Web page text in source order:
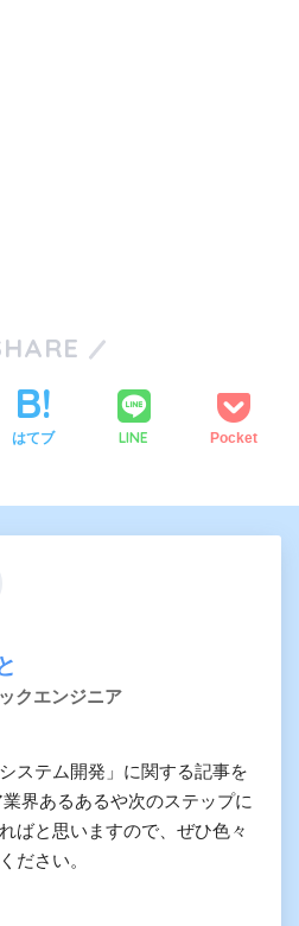
はてブ LINE Pocket
クエンジニア
ステム開発」に関する記事を
界あるあるや次のステップに
ばと思いますので、ぜひ色々
ださい。